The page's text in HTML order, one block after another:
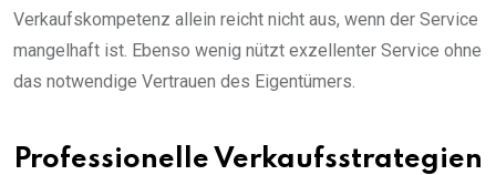
Verkaufskompetenz allein reicht nicht aus, wenn der Service
mangelhaft ist. Ebenso wenig nützt exzellenter Service ohne
das notwendige Vertrauen des Eigentümers.
Professionelle Verkaufsstrategien